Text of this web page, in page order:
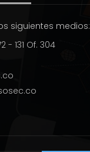
siguientes medios:
- 131 Of. 304